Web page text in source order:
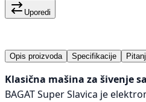
Uporedi
Opis proizvoda Specifikacije
Klasična mašina za šivenje
BAGAT Super Slavica je